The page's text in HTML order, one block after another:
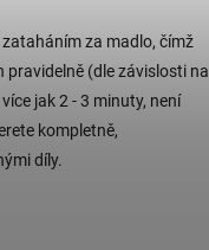
za madlo, čímž
pravidelně (dle závislosti na
jak 2 - 3 minuty, není
kompletně,
díly.